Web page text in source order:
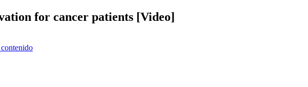
for cancer patients [Video]